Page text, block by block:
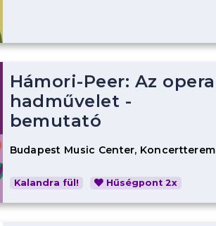
Hámori-Peer: Az opera
hadművelet -
bemutató
Budapest Music Center, Koncertterem
Kalandra fül! Hűségpont 2x